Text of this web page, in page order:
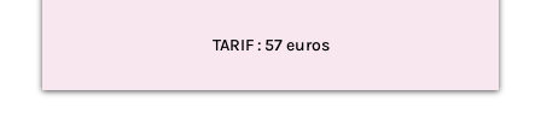
TARIF : 57 euros